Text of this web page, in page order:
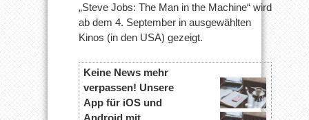
„Steve Jobs: The Man in the Machine“ wird
ab dem 4. September in ausgewählten
Kinos (in den USA) gezeigt.
Keine News mehr
verpassen! Unsere
App für iOS und
Android mit